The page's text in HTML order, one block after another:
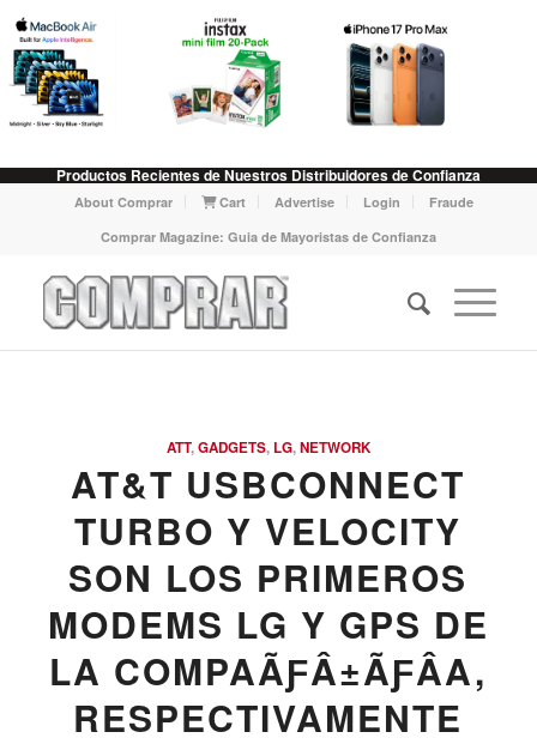
Productos Recientes de Nuestros Distribuidores de Confianza
About Comprar Cart Advertise Login
Fraude
Comprar Magazine: Guia de Mayoristas de Confianza
ATT,GADGETS, LG,NETWORK
AT&T USBCONNECT
TURBO Y VELOCITY
SON LOS PRIMEROS
MODEMS LG Y GPS DE
LA COMPAÃƑÂ±ÃƑÂ­A,
RESPECTIVAMENTE